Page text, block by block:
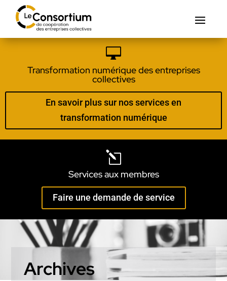

Transformation numérique des entreprises
collectives
En savoir plus sur nos services en
transformation numérique
l
Services aux membres
Faire une demande de service
Archives